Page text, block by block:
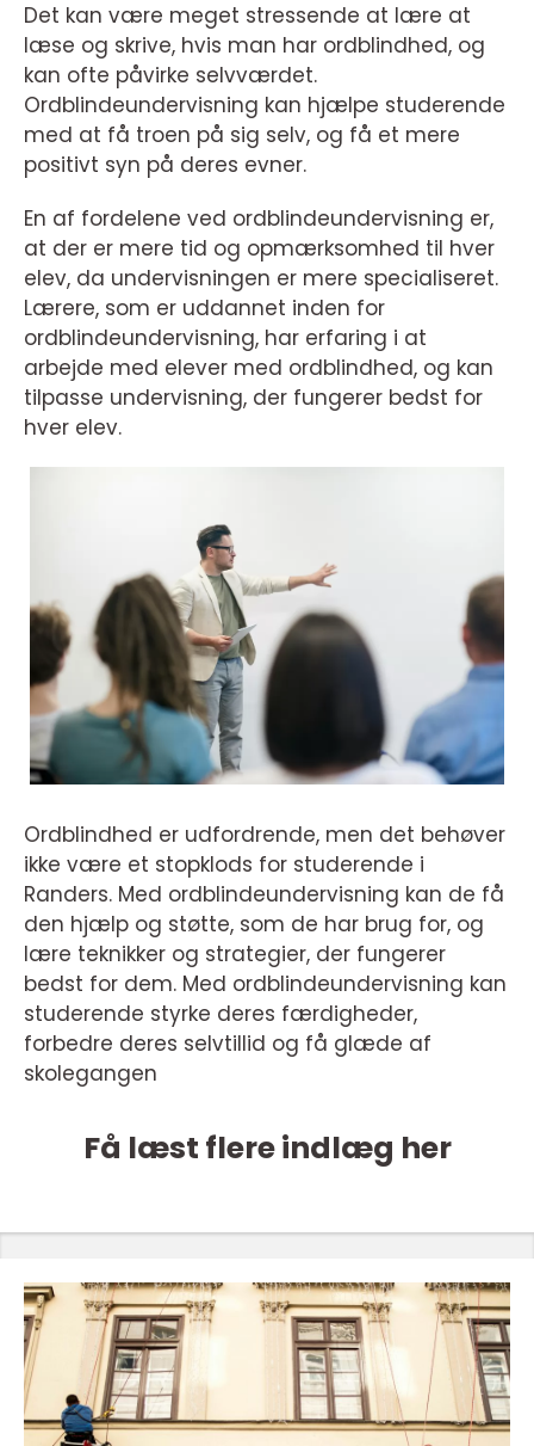
Det kan være meget stressende at lære at
læse og skrive, hvis man har ordblindhed, og
kan ofte påvirke selvværdet.
Ordblindeundervisning kan hjælpe studerende
med at få troen på sig selv, og få et mere
positivt syn på deres evner.
En af fordelene ved ordblindeundervisning er,
at der er mere tid og opmærksomhed til hver
elev, da undervisningen er mere specialiseret.
Lærere, som er uddannet inden for
ordblindeundervisning, har erfaring i at
arbejde med elever med ordblindhed, og kan
tilpasse undervisning, der fungerer bedst for
hver elev.
Ordblindhed er udfordrende, men det behøver
ikke være et stopklods for studerende i
Randers. Med ordblindeundervisning kan de få
den hjælp og støtte, som de har brug for, og
lære teknikker og strategier, der fungerer
bedst for dem. Med ordblindeundervisning kan
studerende styrke deres færdigheder,
forbedre deres selvtillid og få glæde af
skolegangen
Få læst flere indlæg her